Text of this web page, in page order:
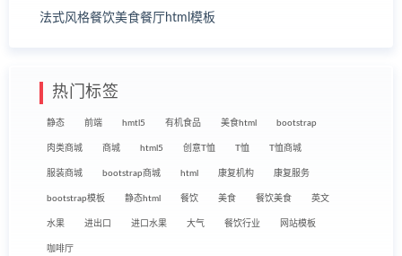
法式风格餐饮美食餐厅html模板
热门标签
静态 前端 hmtl5 有机食品 美食html bootstrap
肉类商城 商城 html5 创意T恤 T恤 T恤商城
服装商城 bootstrap商城 html 康复机构 康复服务
bootstrap模板 静态html 餐饮 美食 餐饮美食 英文
水果 进出口 进口水果 大气 餐饮行业 网站模板
咖啡厅